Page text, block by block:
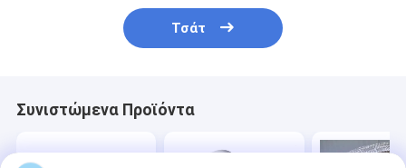
Τσάτ
Συνιστώμενα Προϊόντα